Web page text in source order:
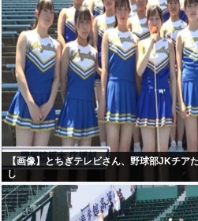
【画像】とちぎテレビさん、野球部JKチア
し